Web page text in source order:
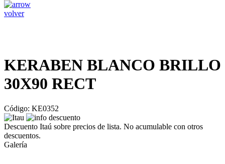
volver
KERABEN BLANCO BRILLO
30X90 RECT
Código: KE0352
Descuento Itaú sobre precios de lista. No acumulable con otros
descuentos.
Galería